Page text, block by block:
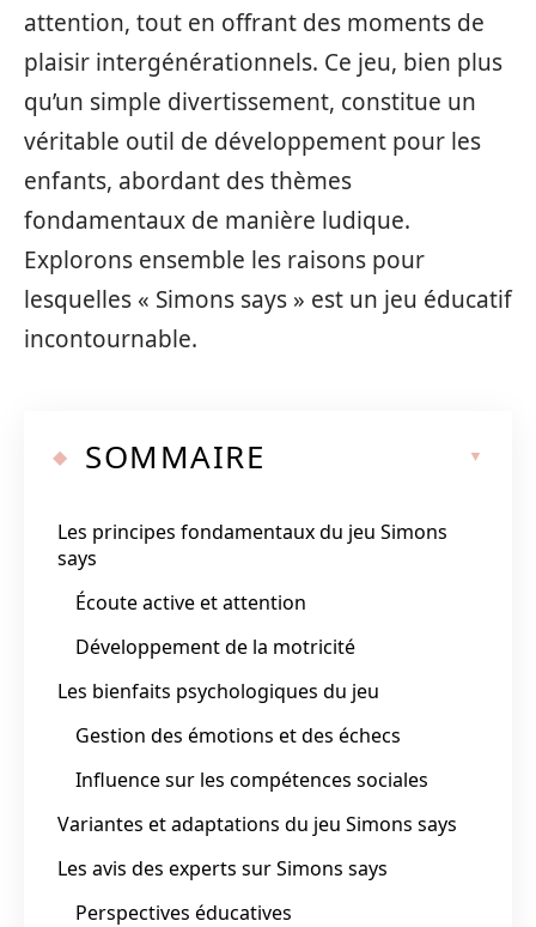
attention, tout en offrant des moments de
plaisir intergénérationnels. Ce jeu, bien plus
qu’un simple divertissement, constitue un
véritable outil de développement pour les
enfants, abordant des thèmes
fondamentaux de manière ludique.
Explorons ensemble les raisons pour
lesquelles « Simons says » est un jeu éducatif
incontournable.
SOMMAIRE
Les principes fondamentaux du jeu Simons
says
Écoute active et attention
Développement de la motricité
Les bienfaits psychologiques du jeu
Gestion des émotions et des échecs
Influence sur les compétences sociales
Variantes et adaptations du jeu Simons says
Les avis des experts sur Simons says
Perspectives éducatives